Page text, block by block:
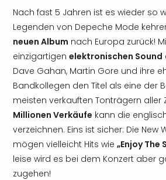
Nach fast 5 Jahren ist es wieder so
Legenden von Depeche Mode
neuen Album nach Europa zurück!
einzigartigen elektronischen Sound
Dave Gahan, Martin Gore und ihre
Bandkollegen den Titel als eine der
meisten verkauften Tonträgern aller
Millionen Verkäufe kann die
verzeichnen. Eins ist sicher: Die New
mögen vielleicht Hits wie „Enjoy The
leise wird es bei dem Konzert aber
zugehen!